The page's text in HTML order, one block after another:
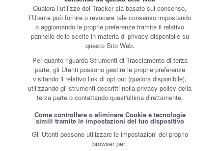
Qualora l’utilizzo dei Tracker sia basato sul consenso,
l’Utente può fornire o revocare tale consenso impostando
o aggiornando le proprie preferenze tramite il relativo
pannello delle scelte in materia di privacy disponibile su
questo Sito Web.
Per quanto riguarda Strumenti di Tracciamento di terza
parte, gli Utenti possono gestire le proprie preferenze
visitando il relativo link di opt out (qualora disponibile),
utilizzando gli strumenti descritti nella privacy policy della
terza parte o contattando quest'ultima direttamente.
Come controllare o eliminare Cookie e tecnologie
simili tramite le impostazioni del tuo dispositivo
Gli Utenti possono utilizzare le impostazioni del proprio
browser per: